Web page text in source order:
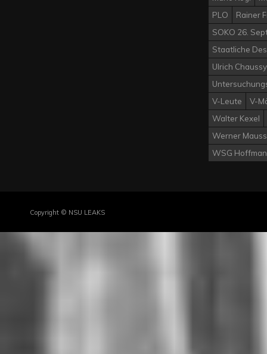
PLO
Rainer
SOKO 26.
Staatliche
Ulrich Chaussy
V-Leute
V-
Walter Kexel
Werner Mauss
WSG
Copyright © NSU LEAKS